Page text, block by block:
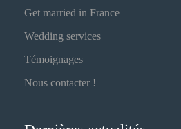
Get married in France
Wedding services
Témoignages
Nous contacter !